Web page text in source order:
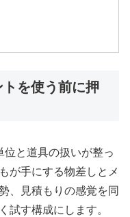
を使う前に押
と道具の扱いが整っ
が手にする物差しとメ
、見積もりの感覚を同
試す構成にします。